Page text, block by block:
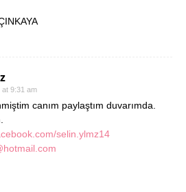
at 9:31 am
canım paylaştım duvarımda.
selin.ylmz14